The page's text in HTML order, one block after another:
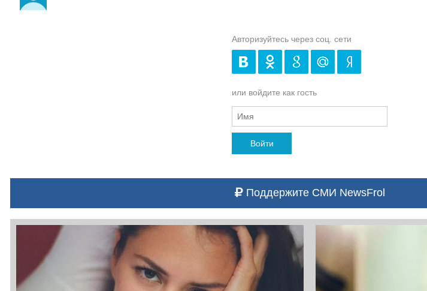
Авторизуйтесь через соц. сети
или войдите как гость
Войти
Поддержите СМИ NewsFrol